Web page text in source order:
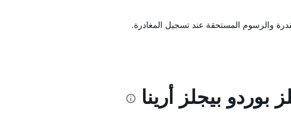
والرسوم المستحقة عند تسجيل المغادرة.
بيجلز أرينا